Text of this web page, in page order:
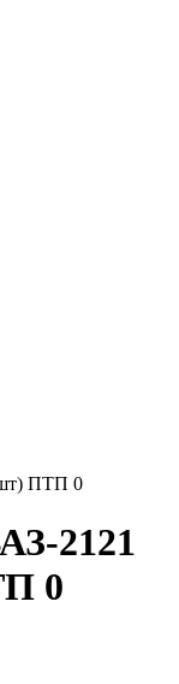
ПТП 0
2121
0